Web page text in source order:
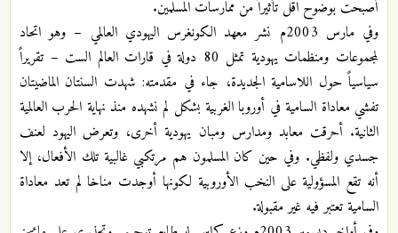
أصبحت بوضوح اقل تأثيراً من ممارسات المسلمين.
وفي مارس 2003م نشر معهد الكونغرس اليهودي العالمي – وهو اتحاد
لمجموعات ومنظمات يهودية تمثل 80 دولة في قارات العالم الست – تقريراً
سياسياً حول اللاسامية الجديدة، جاء في مقدمته: شهدت السنتان الماضيتان
تفشي معاداة السامية في أوروبا الغربية بشكل لم نشهده منذ نهاية الحرب العالمية
الثانية. أحرقت معابد ومدارس ومبان يهودية أخرى، وتعرض اليهود لعنف
جسدي ولفظي. وفي حين كان المسلمون هم مرتكبي غالبية تلك الأفعال، إلا
أنه تقع المسؤولية على النخب الأوروبية لكونها أوجدت مناخا لم تعد معاداة
السامية تعتبر فيه غير مقبولة.